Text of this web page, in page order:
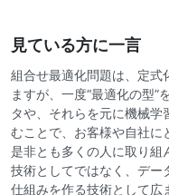
見ている方に一言
組合せ最適化問題は、定式
ますが、一度“最適化の型
タや、それらを元に機械
むことで、お客様や自社に
是非とも多くの人に取り組
技術としてではなく、デー
仕組みを作る技術として広